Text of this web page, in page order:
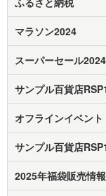
マラソン2024
スーパーセール2024
サンプル百貨店
オフラインイベント
サンプル百貨店
2025年福袋販売情報